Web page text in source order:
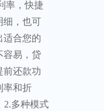
房贷计
算简单
明了